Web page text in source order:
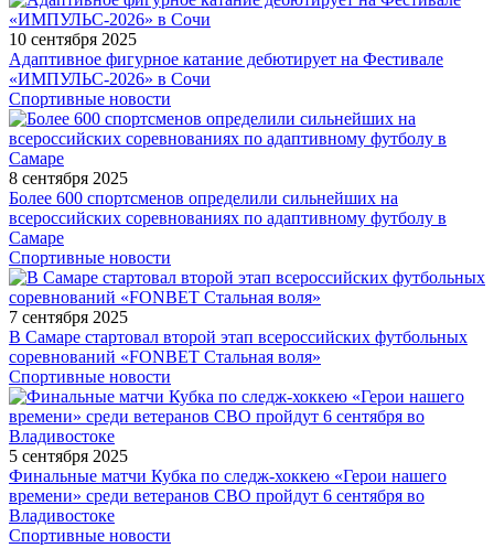
10 сентября 2025
Адаптивное фигурное катание дебютирует на Фестивале
«ИМПУЛЬС-2026» в Сочи
Спортивные новости
8 сентября 2025
Более 600 спортсменов определили сильнейших на
всероссийских соревнованиях по адаптивному футболу в
Самаре
Спортивные новости
7 сентября 2025
В Самаре стартовал второй этап всероссийских футбольных
соревнований «FONBET Стальная воля»
Спортивные новости
5 сентября 2025
Финальные матчи Кубка по следж-хоккею «Герои нашего
времени» среди ветеранов СВО пройдут 6 сентября во
Владивостоке
Спортивные новости